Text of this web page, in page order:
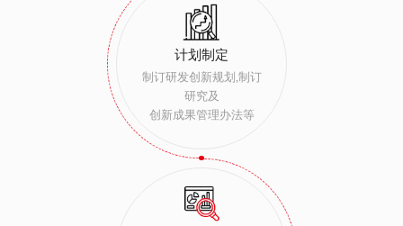
计划制定
制订研发创新规划,制订
研究及
创新成果管理办法等